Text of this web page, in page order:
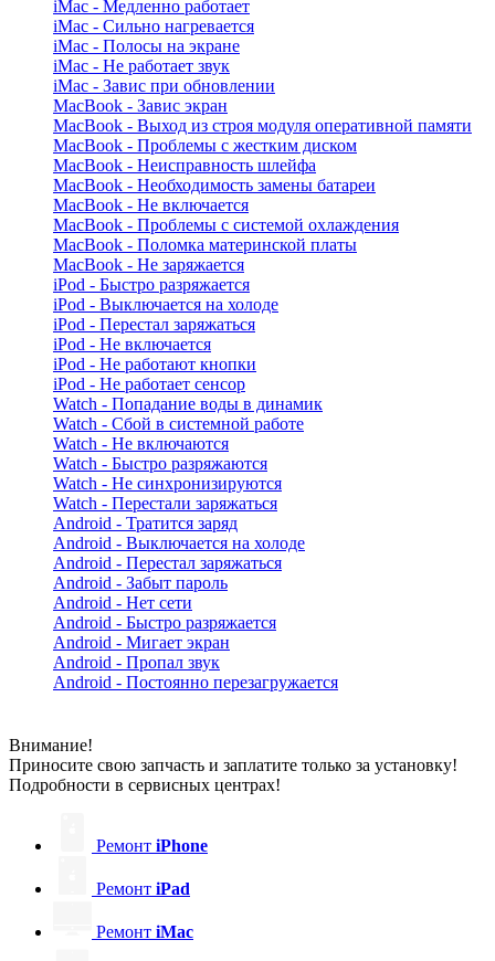
iMac - Медленно работает
iMac - Сильно нагревается
iMac - Полосы на экране
iMac - Не работает звук
iMac - Завис при обновлении
MacBook - Завис экран
MacBook - Выход из строя модуля оперативной памяти
MacBook - Проблемы с жестким диском
MacBook - Неисправность шлейфа
MacBook - Необходимость замены батареи
MacBook - Не включается
MacBook - Проблемы с системой охлаждения
MacBook - Поломка материнской платы
MacBook - Не заряжается
iPod - Быстро разряжается
iPod - Выключается на холоде
iPod - Перестал заряжаться
iPod - Не включается
iPod - Не работают кнопки
iPod - Не работает сенсор
Watch - Попадание воды в динамик
Watch - Сбой в системной работе
Watch - Не включаются
Watch - Быстро разряжаются
Watch - Не синхронизируются
Watch - Перестали заряжаться
Android - Тратится заряд
Android - Выключается на холоде
Android - Перестал заряжаться
Android - Забыт пароль
Android - Нет сети
Android - Быстро разряжается
Android - Мигает экран
Android - Пропал звук
Android - Постоянно перезагружается
Внимание!
Приносите свою запчасть и заплатите только за установку!
Подробности в сервисных центрах!
Ремонт iPhone
Ремонт iPad
Ремонт iMac